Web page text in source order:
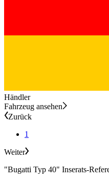
Händler
Fahrzeug ansehen
Zurück
1
Weiter
"Bugatti Typ 40" Inserats-